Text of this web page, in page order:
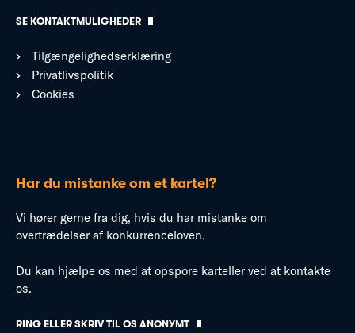
SE KONTAKTMULIGHEDER
Tilgængelighedserklæring
Privatlivspolitik
Cookies
Har du mistanke om et kartel?
Vi hører gerne fra dig, hvis du har mistanke om
overtrædelser af konkurrenceloven.
Du kan hjælpe os med at opspore karteller ved at kontakte
os.
RING ELLER SKRIV TIL OS ANONYMT